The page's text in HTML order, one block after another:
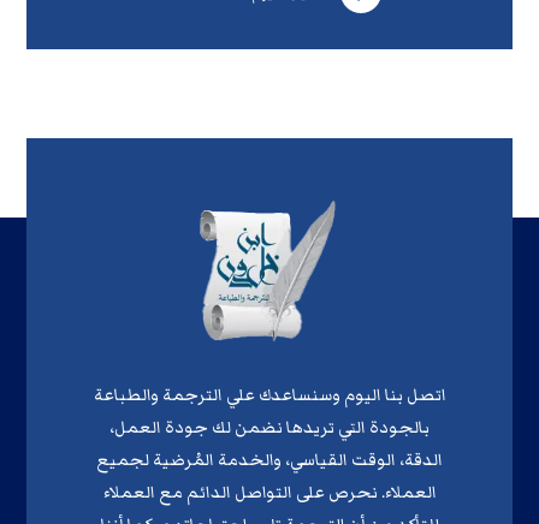
اتصل بنا اليوم وسنساعدك علي الترجمة والطباعة
بالجودة التي تريدها نضمن لك جودة العمل،
الدقة، الوقت القياسي، والخدمة المُرضية لجميع
العملاء. نحرص على التواصل الدائم مع العملاء